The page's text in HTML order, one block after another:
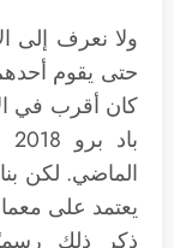
ولا نعرف إلى
حتى يقوم
الماضي. لكن
ذكر ذلك